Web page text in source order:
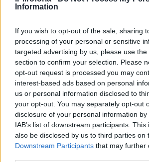
Information
If you wish to opt-out of the sale, sharing
processing of your personal or sensitive
targeted advertising by us, please use
section to confirm your selection. Please
opt-out request is processed you may
interest-based ads based on personal
us or personal information disclosed to
your opt-out. You may separately opt-out
disclosure of your personal information
IAB’s list of downstream participants.
also be disclosed by us to third parties on
Downstream Participants that may further
η αναφορά της στο
Επίσης, στην απολογία της
συνήγοροι αναφέρθηκαν στο
παιδί της έχει δικαίωμα να το
μια φορά τον μήνα και είναι σε
μπορεί να μένει μόνο του,
22 μηνών και έχει ανάγκη και
του.